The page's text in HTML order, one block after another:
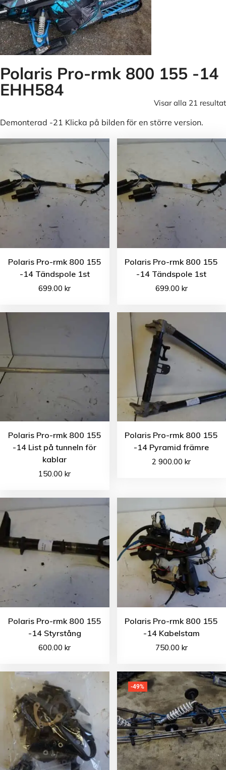
Polaris Pro-rmk 800 155 -14
EHH584
Visar alla 21 resultat
Demonterad -21 Klicka på bilden för en större version.
Polaris Pro-rmk 800 155
-14 Tändspole 1st
699.00kr
Polaris Pro-rmk 800 155
-14 Tändspole 1st
699.00 kr
Polaris Pro-rmk 800 155
-14 List på tunneln för
kablar
150.00kr
Polaris Pro-rmk 800 155
-14 Pyramid främre
2 900.00kr
Polaris Pro-rmk 800 155
-14 Styrstång
600.00kr
Polaris Pro-rmk 800 155
-14 Kabelstam
750.00 kr
-49%